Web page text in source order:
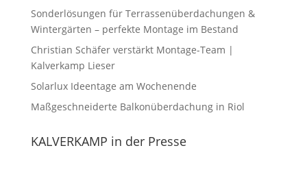
Sonderlösungen für Terrassenüberdachungen &
Wintergärten – perfekte Montage im Bestand
Christian Schäfer verstärkt Montage-Team |
Kalverkamp Lieser
Solarlux Ideentage am Wochenende
Maßgeschneiderte Balkonüberdachung in Riol
KALVERKAMP in der Presse